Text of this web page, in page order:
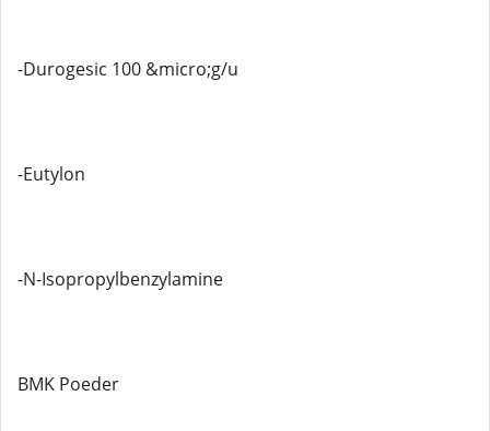
-Durogesic 100 &micro;g/u
-Eutylon
-N-Isopropylbenzylamine
BMK Poeder